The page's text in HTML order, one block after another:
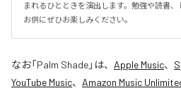
まれるひとときを演出します。勉強や読書
お供にぜひお楽しみください。
なお「Palm Shade」は、 Apple Music、
YouTube Music、 Amazon Music